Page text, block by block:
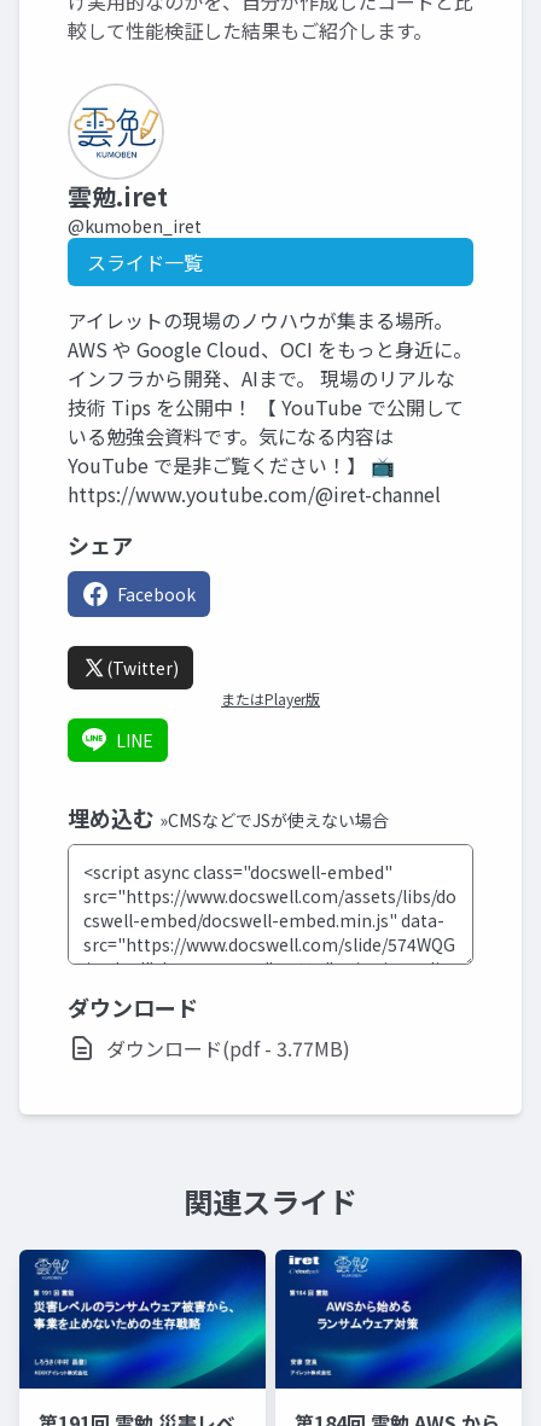
較して性能検証した結果もご紹介します。
雲勉.iret
@kumoben_iret
スライド一覧
アイレットの現場のノウハウが集まる場所。
AWS や Google Cloud、OCI をもっと身近に。
インフラから開発、AIまで。 現場のリアルな
技術 Tips を公開中！ 【 YouTube で公開して
いる勉強会資料です。気になる内容は
YouTube で是非ご覧ください！】 📺
https://www.youtube.com/@iret-channel
シェア
Facebook
(Twitter)
またはPlayer版
LINE
埋め込む »CMSなどでJSが使えない場合
ダウンロード
ダウンロード(pdf - 3.77MB)
関連スライド